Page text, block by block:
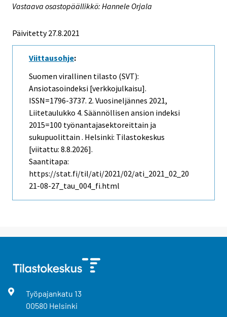
Vastaava osastopäällikkö: Hannele Orjala
Päivitetty 27.8.2021
Viittausohje:
Suomen virallinen tilasto (SVT):
Ansiotasoindeksi [verkkojulkaisu].
ISSN=1796-3737. 2. Vuosineljännes 2021,
Liitetaulukko 4. Säännöllisen ansion indeksi
2015=100 työnantajasektoreittain ja
sukupuolittain . Helsinki: Tilastokeskus
[viitattu: 8.8.2026].
Saantitapa:
https://stat.fi/til/ati/2021/02/ati_2021_02_20
21-08-27_tau_004_fi.html
Työpajankatu 13
00580 Helsinki